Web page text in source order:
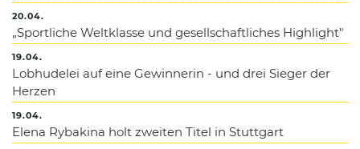
20.04.
„Sportliche Weltklasse und gesellschaftliches Highlight"
19.04.
Lobhudelei auf eine Gewinnerin - und drei Sieger der
Herzen
19.04.
Elena Rybakina holt zweiten Titel in Stuttgart